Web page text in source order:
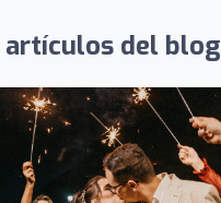
del blog